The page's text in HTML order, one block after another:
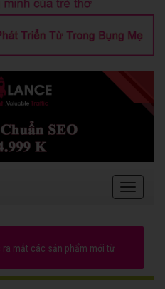
ra mắt các sản phẩm mới từ